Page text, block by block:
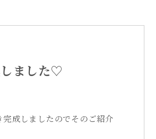
ました♡
成しましたのでそのご紹介